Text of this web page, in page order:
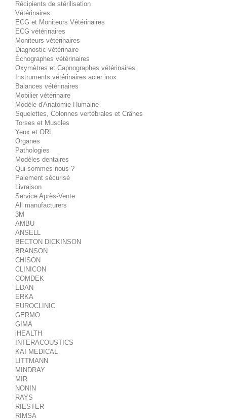
Récipients de stérilisation
Vétérinaires
ECG et Moniteurs Vétérinaires
ECG vétérinaires
Moniteurs vétérinaires
Diagnostic vétérinaire
Échographes vétérinaires
Oxymètres et Capnographes vétérinaires
Instruments vétérinaires acier inox
Balances vétérinaires
Mobilier vétérinaire
Modèle d'Anatomie Humaine
Squelettes, Colonnes vertébrales et Crânes
Torses et Muscles
Yeux et ORL
Organes
Pathologies
Modèles dentaires
Qui sommes nous ?
Paiement sécurisé
Livraison
Service Après-Vente
All manufacturers
3M
AMBU
ANSELL
BECTON DICKINSON
BRANSON
CHISON
CLINICON
COMDEK
EDAN
ERKA
EUROCLINIC
GERMO
GIMA
iHEALTH
INTERACOUSTICS
KAI MEDICAL
LITTMANN
MINDRAY
MIR
NONIN
RAYS
RIESTER
RIMSA